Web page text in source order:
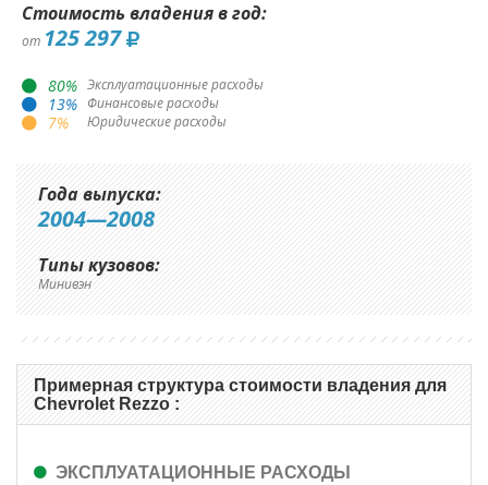
Стоимость владения в год:
от 125 297
80% Эксплуатационные расходы
13% Финансовые расходы
7% Юридические расходы
Года выпуска:
2004—2008
Типы кузовов:
Минивэн
Примерная структура стоимости владения для
Chevrolet Rezzo :
ЭКСПЛУАТАЦИОННЫЕ РАСХОДЫ